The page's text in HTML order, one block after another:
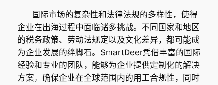
国际市场的复杂性和法律法规的多样性，使得
企业在出海过程中面临诸多挑战。不同国家和地区
的税务政策、劳动法规定以及文化差异，都可能成
为企业发展的绊脚石。SmartDeer凭借丰富的国际
经验和专业的团队，能够为企业提供定制化的解决
方案，确保企业在全球范围内的用工合规性，同时